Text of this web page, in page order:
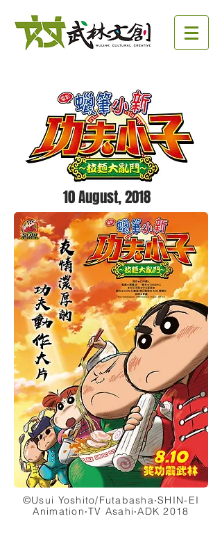
10 August, 2018
©Usui Yoshito/Futabasha‧SHIN-EI
Animation‧TV Asahi‧ADK 2018